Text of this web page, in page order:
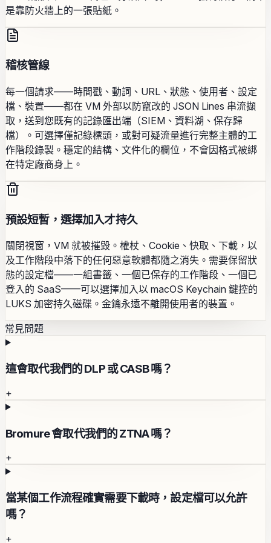
是靠防火牆上的一張貼紙。
稽核管線
每一個請求——時間戳、動詞、URL、狀態、使用者、設定
檔、裝置——都在 VM 外部以防竄改的 JSON Lines 串流擷
取，送到您既有的記錄匯出端（SIEM、資料湖、保存歸
檔）。可選擇僅記錄標頭，或對可疑流量進行完整主體的工
作階段錄製。穩定的結構、文件化的欄位，不會因格式被綁
在特定廠商身上。
預設短暫，選擇加入才持久
關閉視窗，VM 就被摧毀。權杖、Cookie、快取、下載，以
及工作階段中落下的任何惡意軟體都隨之消失。需要保留狀
態的設定檔——一組書籤、一個已保存的工作階段、一個已
登入的 SaaS——可以選擇加入以 macOS Keychain 鍵控的
LUKS 加密持久磁碟。金鑰永遠不離開使用者的裝置。
常見問題
這會取代我們的 DLP 或 CASB 嗎？
+
Bromure 會取代我們的 ZTNA 嗎？
+
當某個工作流程確實需要下載時，設定檔可以允許
嗎？
+